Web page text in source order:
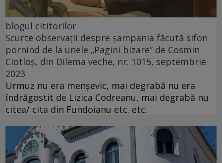
blogul cititorilor
Scurte observații despre șampania făcută sifon
pornind de la unele „Pagini bizare” de Cosmin
Ciotloș, din Dilema veche, nr. 1015, septembrie
2023
Urmuz nu era menșevic, mai degrabă nu era
îndrăgostit de Lizica Codreanu, mai degrabă nu
citea/ cita din Fundoianu etc. etc.